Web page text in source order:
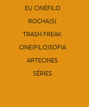
EU CINÉFILO
ROCHA)S(
TRASH FREAK
CINE(FILO)SOFIA
ARTECINES
SÉRIES